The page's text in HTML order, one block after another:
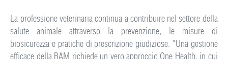
La professione veterinaria continua a contribuire nel settore della
salute animale attraverso la prevenzione, le misure di
biosicurezza e pratiche di prescrizione giudiziose. "Una gestione
efficace della RAM richiede un vero approccio One Health, in cui